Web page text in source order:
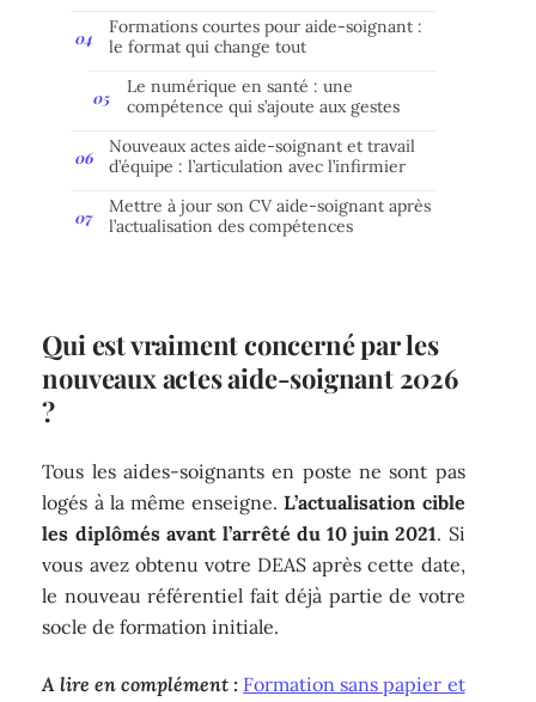
Formations courtes pour aide-soignant :
le format qui change tout
Le numérique en santé : une
compétence qui s’ajoute aux gestes
Nouveaux actes aide-soignant et travail
d’équipe : l’articulation avec l’infirmier
Mettre à jour son CV aide-soignant après
l’actualisation des compétences
Qui est vraiment concerné par les
nouveaux actes aide-soignant 2026
?
Tous les aides-soignants en poste ne sont pas
logés à la même enseigne.L’actualisation cible
les diplômés avant l’arrêté du 10 juin 2021. Si
vous avez obtenu votre DEAS après cette date,
le nouveau référentiel fait déjà partie de votre
socle de formation initiale.
A lire en complément : Formation sans papier et